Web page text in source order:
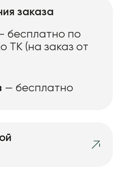
заказа
бесплатно по
ТК (на заказ от
— бесплатно